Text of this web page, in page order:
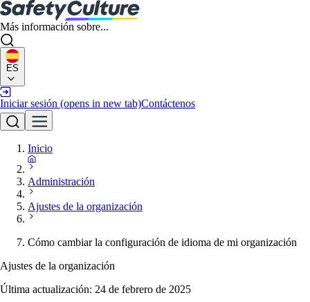
Más información sobre...
ES
Iniciar sesión (opens in new tab)Contáctenos
Inicio
Administración
Ajustes de la organización
Cómo cambiar la configuración de idioma de mi organización
Ajustes de la organización
Última actualización: 24 de febrero de 2025